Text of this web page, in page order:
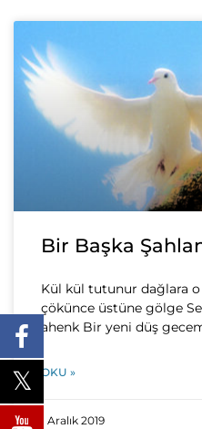
Bir Başka
Kül kül tutunur dağlara o
çökünce üstüne gölge
ahenk Bir yeni düş
OKU »
1 Aralık 2019